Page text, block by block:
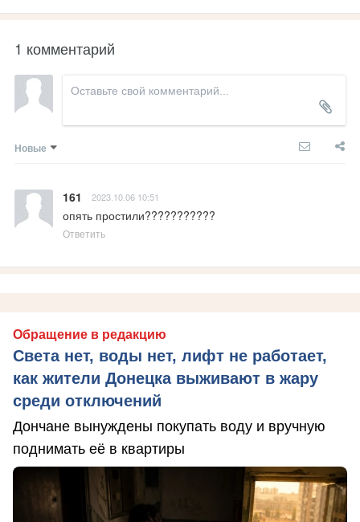
1 комментарий
Новые
161 2023.10.06 10:51
опять простили???????????
Ответить
Обращение в редакцию
Света нет, воды нет, лифт не работает,
как жители Донецка выживают в жару
среди отключений
Дончане вынуждены покупать воду и вручную
поднимать её в квартиры